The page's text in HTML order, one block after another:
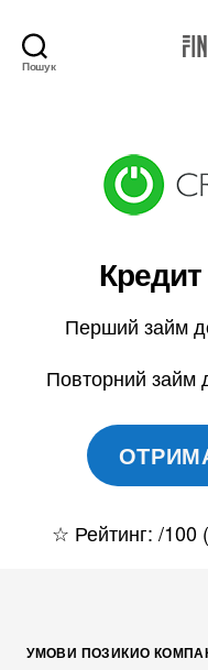
Пошук
Перший займ
Повторний займ
☆ Рейтинг: /100 (
УМОВИ ПОЗИКИО